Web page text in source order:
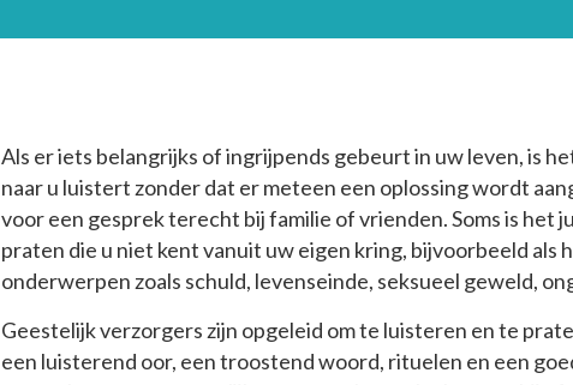
Als er iets belangrijks of ingrijpends gebeurt in uw leven, is
naar u luistert zonder dat er meteen een oplossing wordt
voor een gesprek terecht bij familie of vrienden. Soms is het
praten die u niet kent vanuit uw eigen kring, bijvoorbeeld als
onderwerpen zoals schuld, levenseinde, seksueel geweld,
Geestelijk verzorgers zijn opgeleid om te luisteren en te
een luisterend oor, een troostend woord, rituelen en een